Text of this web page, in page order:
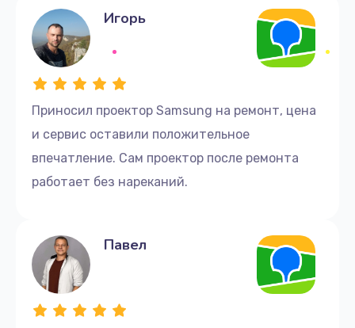
Приносил проектор Samsung на ремонт, цена
и сервис оставили положительное
впечатление. Сам проектор после ремонта
работает без нареканий.
Игорь
Павел